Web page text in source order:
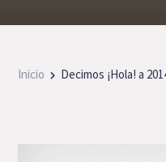
Inicio Decimos ¡Hola! a